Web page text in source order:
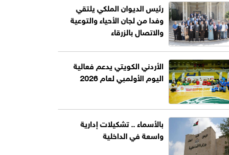
رئيس الديوان الملكي يلتقي
وفدا من لجان الأحياء والتوعية
والاتصال بالزرقاء
الأردني الكويتي يدعم فعالية
اليوم الأولمبي لعام 2026
بالأسماء .. تشكيلات إدارية
واسعة في الداخلية